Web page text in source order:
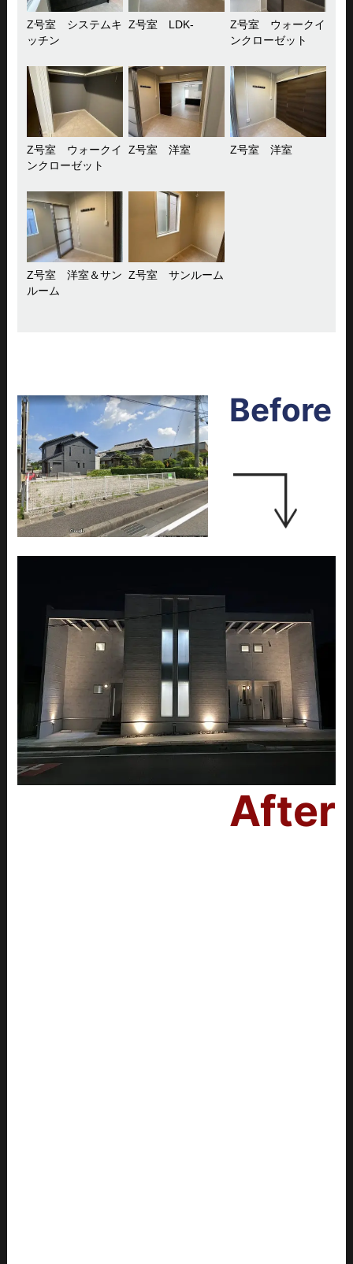
Z号室 システムキ
ッチン
Z号室 LDK-
Z号室 ウォークイ
ンクローゼット
Z号室 ウォークイ
ンクローゼット
Z号室 洋室 Z号室 洋室
Z号室 洋室＆サン
ルーム
Z号室 サンルーム